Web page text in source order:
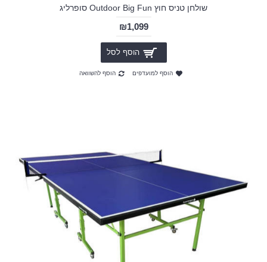
שולחן טניס חוץ Outdoor Big Fun סופרליג
₪1,099
הוסף לסל
הוסף למועדפים הוסף להשוואה